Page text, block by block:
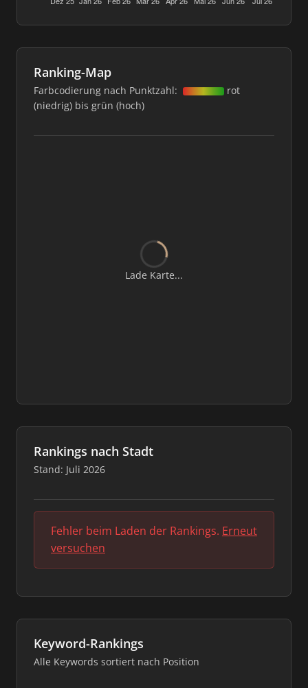
Ranking-Map
Farbcodierung nach Punktzahl:
rot
(niedrig) bis grün (hoch)
Lade Karte...
Rankings nach Stadt
Stand: Juli 2026
Fehler beim Laden der Rankings. Erneut
versuchen
Keyword-Rankings
Alle Keywords sortiert nach Position